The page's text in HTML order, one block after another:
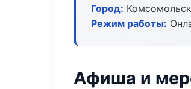
Город:
Режим работы:
Афиша и